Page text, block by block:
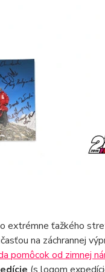
ťažkého
na záchrannej
pomôcok od zimnej